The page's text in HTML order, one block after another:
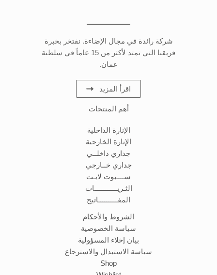
شركة رائدة في مجال الإضاءة. نفتخر بخبرة
فريقنا التي تمتد لأكثر من 15 عاماً في سلطنة
عمان.
اقرأ المزيد
أهم المنتجات
الإنارة الداخلية
الإنارة الخارجية
جداري داخلــي
جداري خــارجي
ســــبوت لايـت
الثـريــــــــــــات
المفــــــــــاتيح
الشروط والأحكام
سياسة الخصوصية
بيان إخلاء المسؤولية
سياسة الاستبدال والاسترجاع
Shop